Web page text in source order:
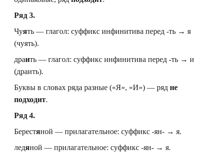
Ряд 3.
Чуять — глагол: суффикс инфинитива перед -ть → я
(чуять).
драить — глагол: суффикс инфинитива перед -ть → и
(драить).
Буквы в словах ряда разные («Я», «И») — ряд не
подходит.
Ряд 4.
Берестяной — прилагательное: суффикс -ян- → я.
ледяной — прилагательное: суффикс -ян- → я.